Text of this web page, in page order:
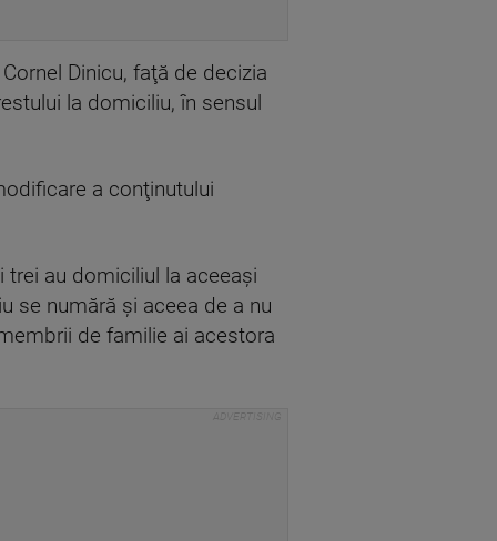
Dinicu, faţă de decizia
la domiciliu, în sensul
a conţinutului
au domiciliul la aceeaşi
se numără şi aceea de a nu
de familie ai acestora